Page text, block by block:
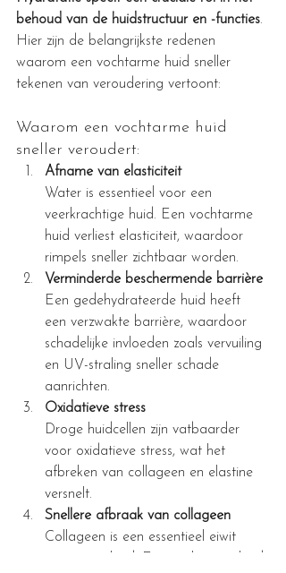
behoud van de huidstructuur en -functies.
Hier zijn de belangrijkste redenen
waarom een vochtarme huid sneller
tekenen van veroudering vertoont:
Waarom een vochtarme huid
sneller veroudert:
Afname van elasticiteit
Water is essentieel voor een
veerkrachtige huid. Een vochtarme
huid verliest elasticiteit, waardoor
rimpels sneller zichtbaar worden.
Verminderde beschermende barrière
Een gedehydrateerde huid heeft
een verzwakte barrière, waardoor
schadelijke invloeden zoals vervuiling
en UV-straling sneller schade
aanrichten.
Oxidatieve stress
Droge huidcellen zijn vatbaarder
voor oxidatieve stress, wat het
afbreken van collageen en elastine
versnelt.
Snellere afbraak van collageen
Collageen is een essentieel eiwit